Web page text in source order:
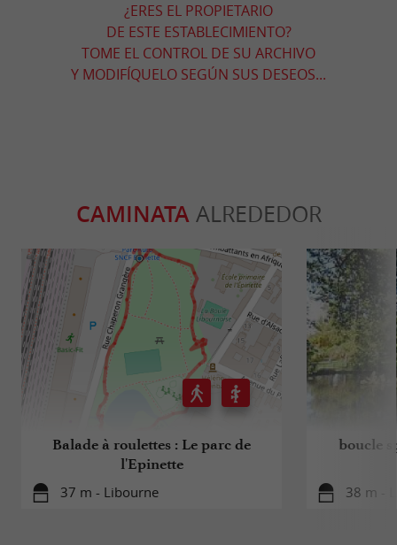
¿ERES EL PROPIETARIO
DE ESTE ESTABLECIMIENTO?
TOME EL CONTROL DE SU ARCHIVO
Y MODIFÍQUELO SEGÚN SUS DESEOS...
CAMINATAALREDEDOR
Balade à roulettes : Le parc de
l'Epinette
37 m - Libourne
boucle
38 m -